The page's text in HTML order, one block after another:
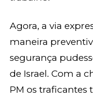
Agora, a via
maneira
segurança
de Israel. Com a
PM os traficantes